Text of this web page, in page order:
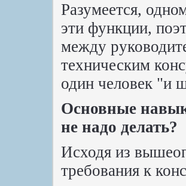
Разумеется,
эти функции,
между
техническим
один человек "и
Основные
не надо делать?
Исходя из
требования к